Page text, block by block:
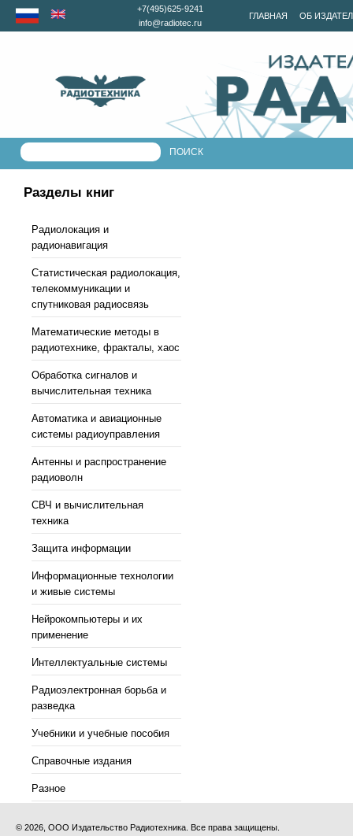
ГЛАВНАЯ ОБ
+7(495)625-9241
info@radiotec.ru
Разделы книг
Радиолокация и
радионавигация
Статистическая радиолокация,
телекоммуникации и
спутниковая радиосвязь
Математические методы в
радиотехнике, фракталы, хаос
Обработка сигналов и
вычислительная техника
Автоматика и авиационные
системы радиоуправления
Антенны и распространение
радиоволн
СВЧ и вычислительная
техника
Защита информации
Информационные технологии
и живые системы
Нейрокомпьютеры и их
применение
Интеллектуальные системы
Радиоэлектронная борьба и
разведка
Учебники и учебные пособия
Справочные издания
Разное
© 2026, ООО Издательство Радиотехника. Все права защищены.